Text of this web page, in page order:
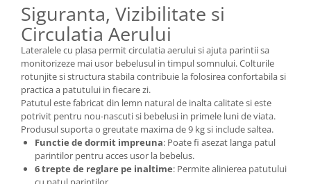
Siguranta, Vizibilitate si
Circulatia Aerului
Lateralele cu plasa permit circulatia aerului si ajuta parintii sa
monitorizeze mai usor bebelusul in timpul somnului. Colturile
rotunjite si structura stabila contribuie la folosirea confortabila si
practica a patutului in fiecare zi.
Patutul este fabricat din lemn natural de inalta calitate si este
potrivit pentru nou-nascuti si bebelusi in primele luni de viata.
Produsul suporta o greutate maxima de 9 kg si include saltea.
Functie de dormit impreuna: Poate fi asezat langa patul
parintilor pentru acces usor la bebelus.
6 trepte de reglare pe inaltime: Permite alinierea patutului